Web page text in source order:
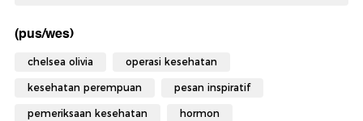
(pus/wes)
chelsea olivia operasi kesehatan
kesehatan perempuan pesan inspiratif
pemeriksaan kesehatan hormon